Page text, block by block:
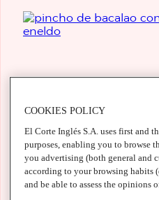
COOKIES POLICY
El Corte Inglés S.A. uses first and
purposes, enabling you to browse
you advertising (both general and
according to your browsing habits
and be able to assess the opinions